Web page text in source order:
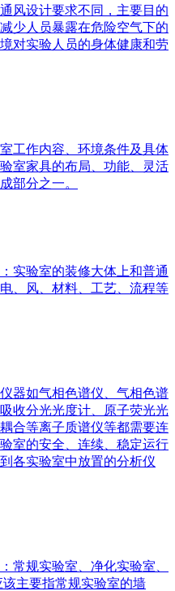
风设计要求不同，主要目的
少人员暴露在危险空气下的
对实验人员的身体健康和劳
工作内容、环境条件及具体
室家具的布局、功能、灵活
部分之一。
实验室的装修大体上和普通
、风、材料、工艺、流程等
器如气相色谱仪、气相色谱
收分光光度计、原子荧光光
合等离子质谱仪等都需要连
室的安全、连续、稳定运行
各实验室中放置的分析仪
常规实验室、净化实验室、
主要指常规实验室的墙